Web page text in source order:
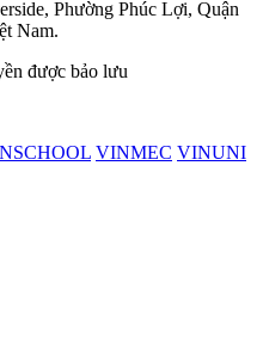
Phường Phúc Lợi, Quận
Nam.
được bảo lưu
VINMEC VINUNI